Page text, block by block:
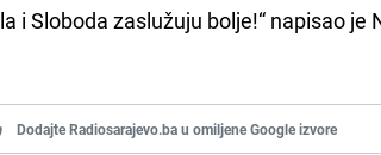
i Sloboda zaslužuju bolje!“ napisao je
Dodajte Radiosarajevo.ba u omiljene Google izvore